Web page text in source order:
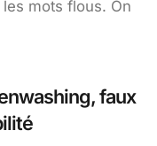
mots flous. On
faux